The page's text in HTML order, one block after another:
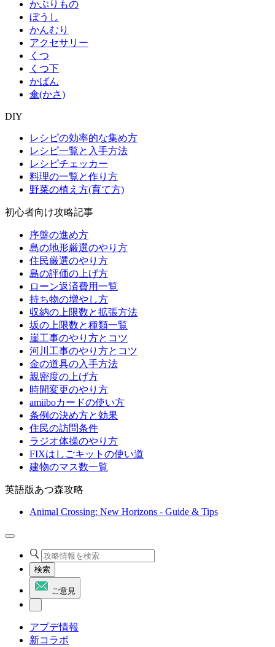
かぶりもの
ぼうし
かんむり
アクセサリー
くつ
くつ下
かばん
傘(かさ)
DIY
レシピの効率的な集め方
レシピ一覧と入手方法
レシピチェッカー
料理の一覧と作り方
野菜の植え方(育て方)
初心者向け攻略記事
序盤の進め方
島の地形厳選のやり方
住民厳選のやり方
島の評価の上げ方
ローン返済費用一覧
持ち物の増やし方
収納の上限数と拡張方法
坂の上限数と種類一覧
崖工事のやり方とコツ
河川工事のやり方とコツ
金の道具の入手方法
親密度の上げ方
時間変更のやり方
amiiboカードの使い方
条例の決め方と効果
住民の訪問条件
ラジオ体操のやり方
FIXはしごキットの使い道
建物のマス数一覧
英語版あつ森攻略
Animal Crossing: New Horizons - Guide & Tips
検索
ご意見
アプデ情報
新コラボ